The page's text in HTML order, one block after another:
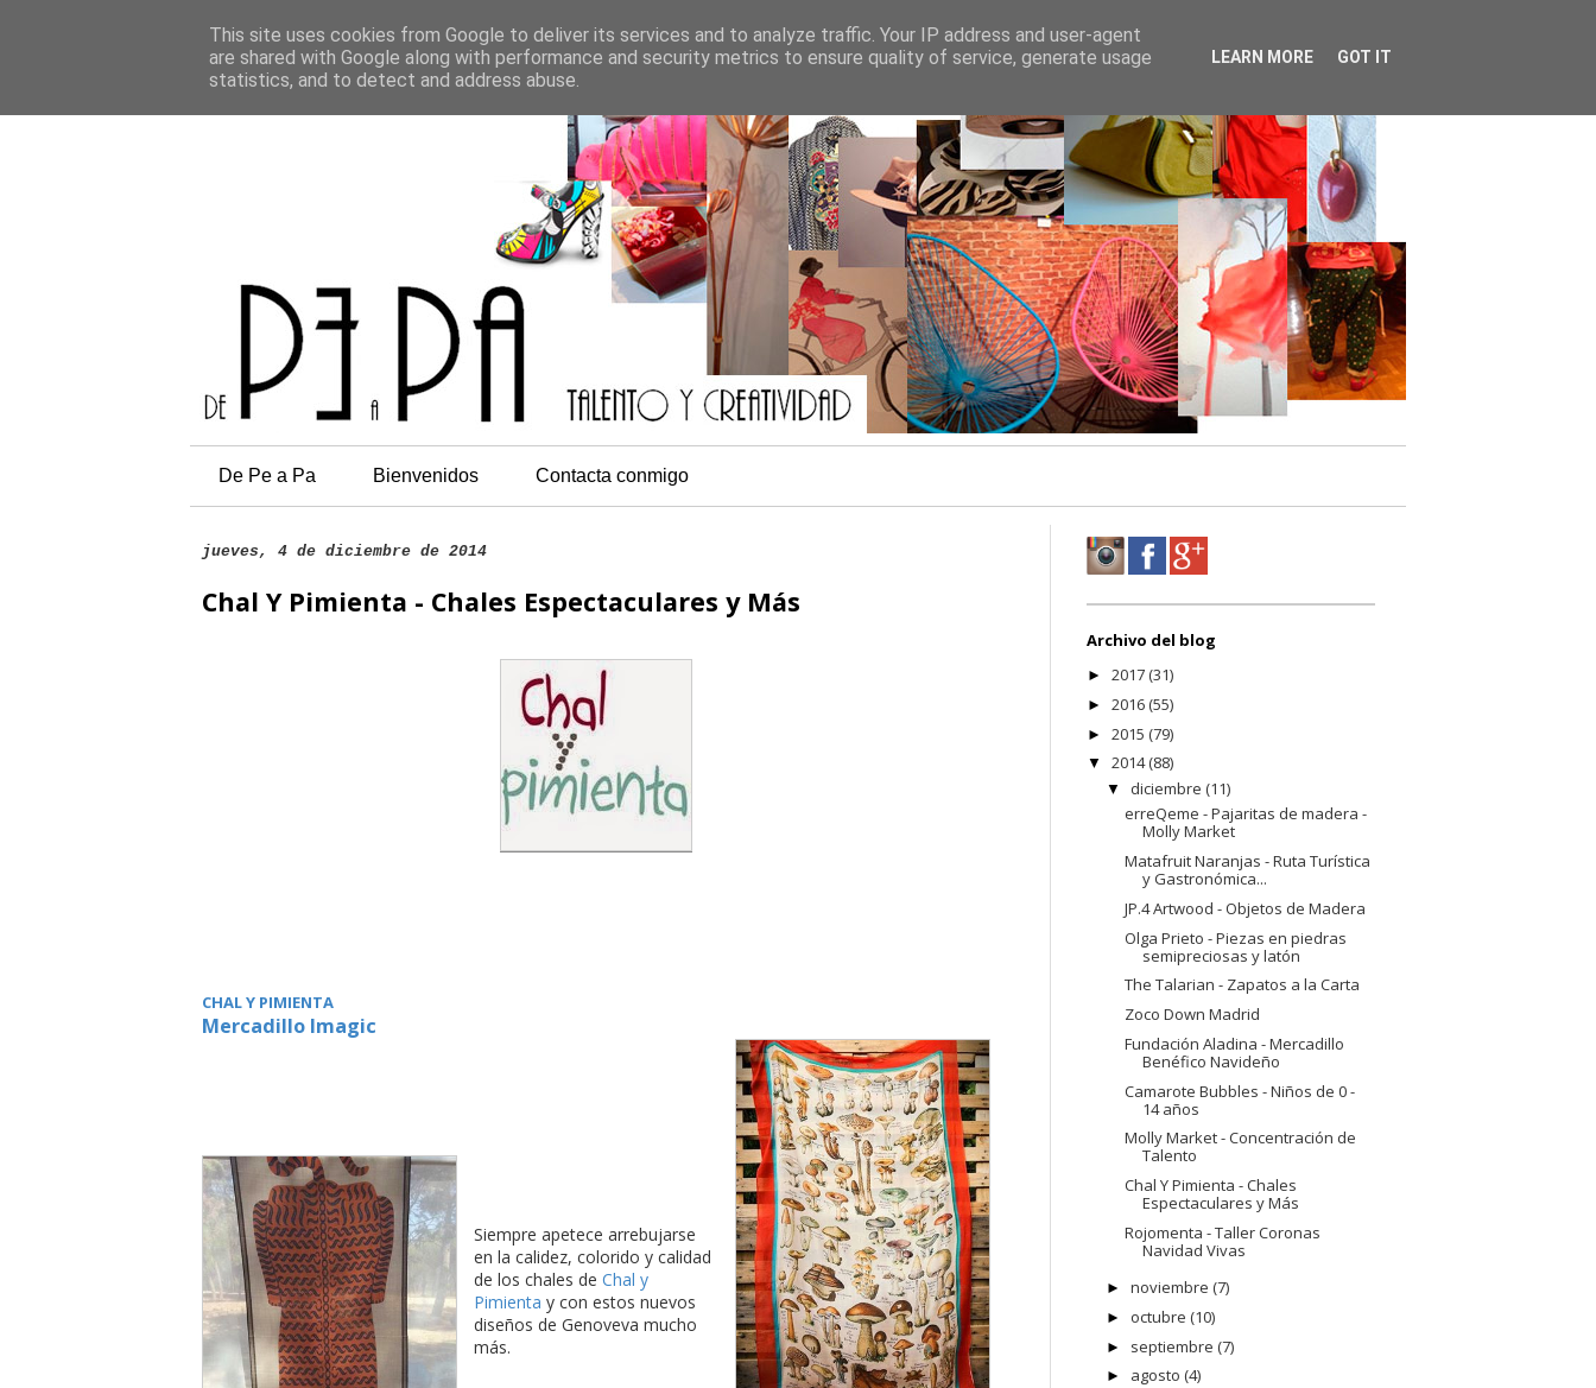
De Pe a Pa Bienvenidos Contacta conmigo
jueves, 4 de diciembre de 2014
Chal Y Pimienta - Chales Espectaculares y Más
CHAL Y PIMIENTA
Mercadillo Imagic
Siempre apetece arrebujarse
en la calidez, colorido y calidad
de los chales de Chal y
Pimienta y con estos nuevos
diseños de Genoveva mucho
más.
Archivo del blog
► 2017(31)
► 2016(55)
► 2015 (79)
▼ 2014(88)
▼ diciembre (11)
erreQeme - Pajaritas de madera -
Molly Market
Matafruit Naranjas - Ruta Turística
y Gastronómica...
JP.4 Artwood - Objetos de Madera
Olga Prieto - Piezas en piedras
semipreciosas y latón
The Talarian - Zapatos a la Carta
Zoco Down Madrid
Fundación Aladina - Mercadillo
Benéfico Navideño
Camarote Bubbles - Niños de 0 -
14 años
Molly Market - Concentración de
Talento
Chal Y Pimienta - Chales
Espectaculares y Más
Rojomenta - Taller Coronas
Navidad Vivas
► noviembre (7)
► octubre (10)
► septiembre (7)
► agosto (4)
This site uses cookies from Google to deliver its services and to analyze traffic. Your IP address and user-agent
are shared with Google along with performance and security metrics to ensure quality of service, generate usage
statistics, and to detect and address abuse.
LEARN MORE GOT IT